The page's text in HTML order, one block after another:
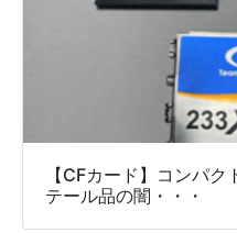
【CFカード】コンパ
テール品の闇・・・